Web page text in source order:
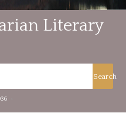
Literary
Search